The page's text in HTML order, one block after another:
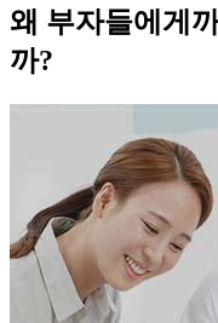
왜 부자들에게
까?